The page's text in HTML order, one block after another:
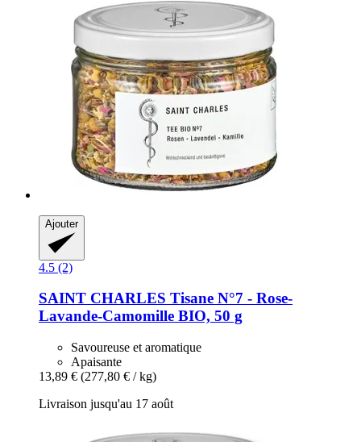
Ajouter
4.5 (2)
SAINT CHARLES Tisane N°7 -​ Rose-​
Lavande-​Camomille BIO, 50 g
Savoureuse et aromatique
Apaisante
13,89 € (277,80 € / kg)
Livraison jusqu'au 17 août